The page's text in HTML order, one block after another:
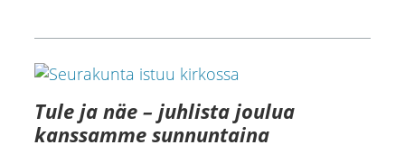
Tule ja näe – juhlista joulua
kanssamme sunnuntaina